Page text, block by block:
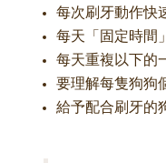
每次刷牙動作快
每天「固定時間
每天重複以下的
要理解每隻狗狗
給予配合刷牙的